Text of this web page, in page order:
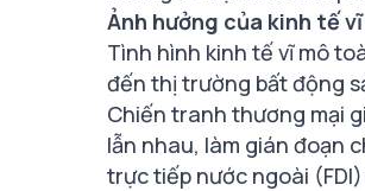
Ảnh hưởng của kinh tế
Tình hình kinh tế vĩ mô
đến thị trường bất động
Chiến tranh thương mại
lẫn nhau, làm gián đoạn
trực tiếp nước ngoài